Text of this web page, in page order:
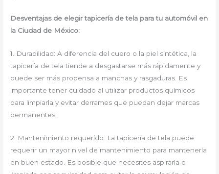
Desventajas de elegir tapicería de tela para tu automóvil en
la Ciudad de México:
1. Durabilidad: A diferencia del cuero o la piel sintética, la
tapicería de tela tiende a desgastarse más rápidamente y
puede ser más propensa a manchas y rasgaduras. Es
importante tener cuidado al utilizar productos químicos
para limpiarla y evitar derrames que puedan dejar marcas
permanentes.
2. Mantenimiento requerido: La tapicería de tela puede
requerir un mayor nivel de mantenimiento para mantenerla
en buen estado. Es posible que necesites aspirarla o